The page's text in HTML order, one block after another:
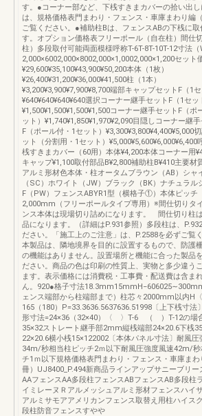
す。●コーナー部など、下桟すきまカバーの拾い出し
は、規格価格表門まわり・フェンス・車庫まわり編
ご覧ください。●補助柱Bは、フェンスABの下桟に
す。オプション価格表フリーポール（自在柱）間仕
柱）多段取付可能両面模様呼称T-6T-8T-10T-12寸法（
2,000×6002,000×8002,000×1,0002,000×1,200セット
¥29,600¥35,100¥43,900¥50,200本体（1枚）
¥26,400¥31,200¥36,000¥41,500柱（1本）
¥3,200¥3,900¥7,900¥8,700端部キャップセットF（1セ
¥640¥640¥640¥640選択コーナー継手セットF（1セッ
¥1,500¥1,500¥1,500¥1,500コーナー継手セットF（ポ
ット）¥1,740¥1,850¥1,970¥2,090目隠しコーナー継手
F（ポール付・1セット）¥3,300¥3,800¥4,400¥5,000
ット（分割用・1セット）¥5,000¥5,600¥6,000¥6,400
桟すきまカバー（60用）本体¥4,200本体コーナー用
キャップ¥1,100取付部品B¥2,800補助柱B¥410主要材
アルミ形材色本体・柱オータムブラウン（AB）シャ
（SC）ホワイト（JW）ブラック（BK）ナチュラル
F（PW）フェンスABYR1型（横格子①）本体ピッチ
2,000mm（フリーポールタイプ専用）※間仕切りタ
ンス本体は現場切り詰めになります。 間仕切り柱
品になります。（詳細はP.931参照）多段柱は、
ださい。「施工上のご注意」は、P.2588を必ずご覧く
本製品は、隣地境界を目的に設置するもので、防護
の機能はありません。設置場所と機能に合った製品
ださい。商品の色は印刷の性質上、実物と多少違う
ます。表示価格には消費税・工事費・配送費は含ま
ん。920●格子寸法
ェンス端部から柱端部まで）柱芯々2000mm以内H〈
165（180）P=33.3636.5637636.51998〔上下桟寸法
形寸法=24×36（32×40）〈 〉T-6 （ ）T-12の場
35×32ストレート継手部2mm縦桟端部24×20.6下桟
22×20.6横小桟15×122002〔本体パネル寸法〕耐風圧
34m/秒相当柱ピッチ2ｍ以下耐風圧強度風速42m/秒
チ1ｍ以下規格価格表門まわり・フェンス・車庫まわ
冊）UJ8400_P.494新商品ラインアップサニーブリー
AAフェンスAA多段柱フェンスABフェンスAB多段柱
イミレーヌＲアルメッシュアルミ形材フェンスハイ
アルミサモアアメリカンフェンス取替え用柱ハイス
段柱防音フェンスすやや